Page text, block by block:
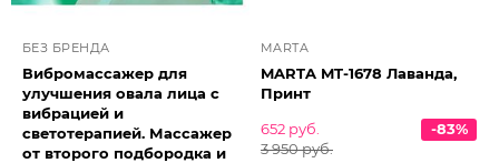
БЕЗ БРЕНДА
Вибромассажер для
улучшения овала лица с
вибрацией и
светотерапией. Массажер
от второго подбородка и
MARTA
MARTA MT-1678 Лаванда,
Принт
652 руб.
3 950 руб.
-83%